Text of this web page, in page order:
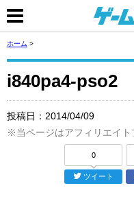
ホーム >
i840pa4-pso2
投稿日： 2014/04/09
※当ページはアフィリエイト
0
ツイート